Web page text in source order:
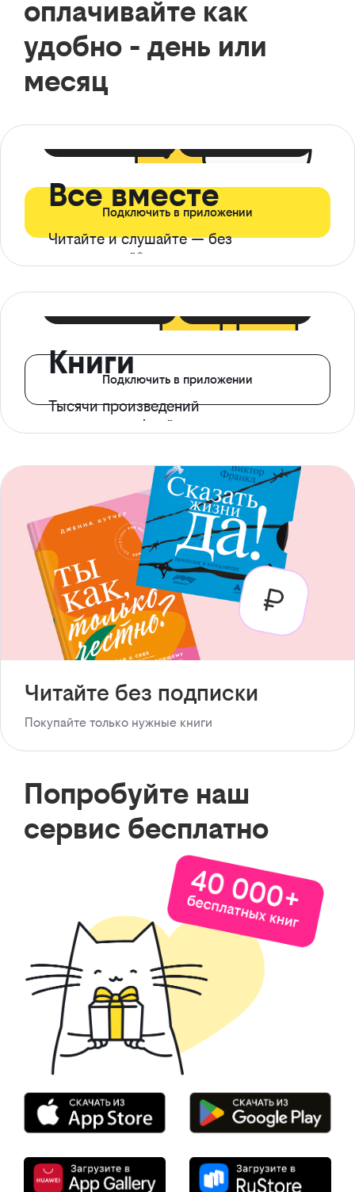
оплачивайте как
удобно - день или
месяц
Все вместе
Читайте и слушайте — без
ограничений*
Подключить в приложении
Книги
Тысячи произведений
с доступом офлайн
Подключить в приложении
Читайте без подписки
Покупайте только нужные книги
Попробуйте наш
сервис бесплатно